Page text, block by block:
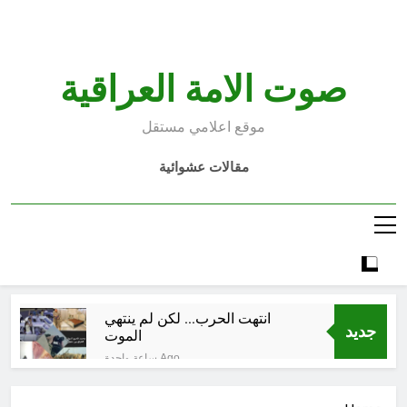
صوت الامة العراقية
موقع اعلامي مستقل
مقالات عشوائية
جديد
انتهت الحرب… لكن لم ينتهي
الموت
ساعة واحدة Ago